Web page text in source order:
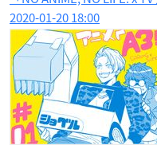
2020-01-20 18:00